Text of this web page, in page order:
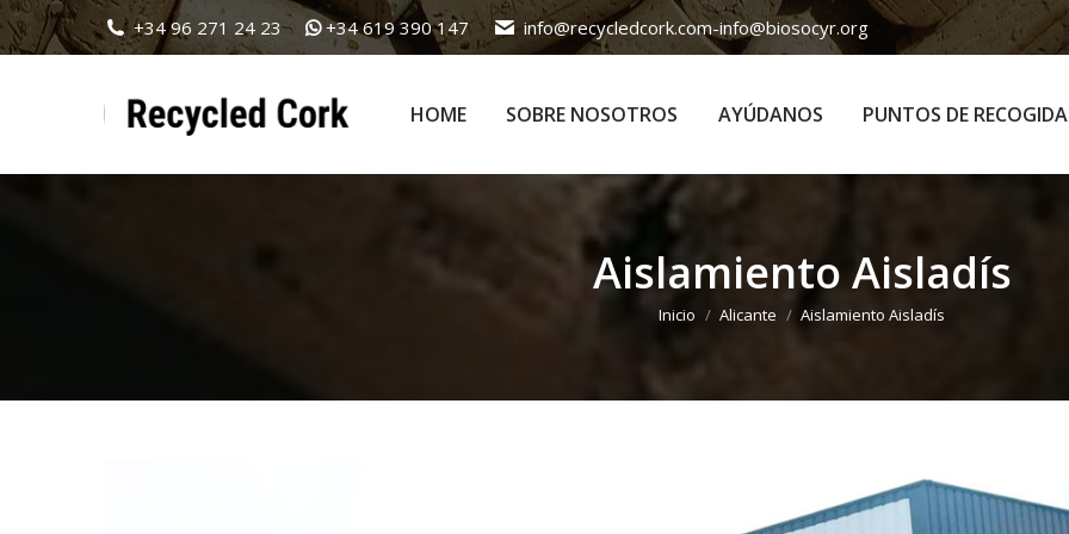
+34 96 271 24 23 +34 619 390 147 info@recycledcork.com-info@biosocyr.org
HOME SOBRE NOSOTROS AYÚDANOS PUNTOS DE RECOGIDA
Aislamiento Aisladís
Estás aquí:
Inicio Alicante Aislamiento Aisladís
HOME SOBRE NOSOTROS AYÚDANOS PUNTOS DE RECOGIDA